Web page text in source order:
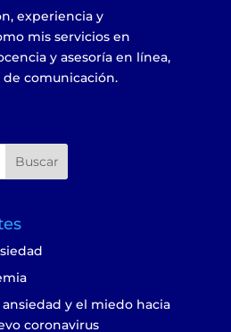
experiencia y
mis servicios en
y asesoría en línea,
de comunicación.
y el miedo hacia
coronavirus